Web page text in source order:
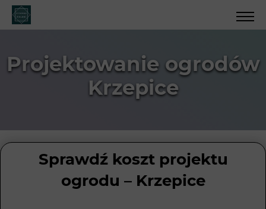
Projektowanie ogrodów
Krzepice
Sprawdź koszt projektu
ogrodu – Krzepice